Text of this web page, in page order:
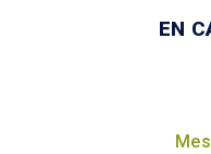
EN